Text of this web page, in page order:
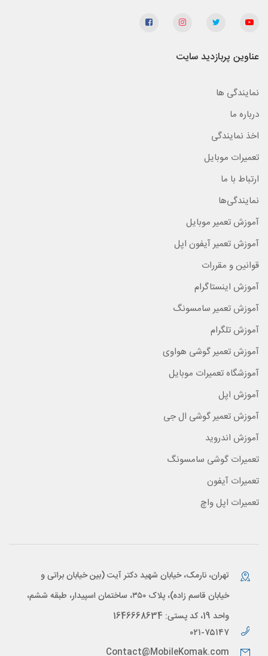
عناوین پربازدید سایت
نمایندگی ها
درباره ما
اخذ نمایندگی
تعمیرات موبایل
ارتباط با ما
نمایندگی‌ها
آموزش تعمیر موبایل
آموزش تعمیر آیفون اپل
قوانین و مقررات
آموزش اینستاگرام
آموزش تعمیر سامسونگ
آموزش تلگرام
آموزش تعمیر گوشی هواوی
آموزشگاه تعمیرات موبایل
آموزش اپل
آموزش تعمیر گوشی ال جی
آموزش اندروید
تعمیرات گوشی سامسونگ
تعمیرات آیفون
تعمیرات اپل واچ
تهران، نارمک، خیابان شهید دکتر آیت (بین خیابان براتی و
خیابان قاسم زاده)، پلاک ۳۵۰، ساختمان اسپیدار، طبقه ششم،
واحد 19، کد پستی: 1646668634
۰۲۱-۷۵۱۴۷
Contact@MobileKomak.com